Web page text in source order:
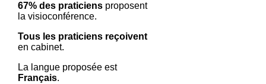
67% des praticiensproposent
la visioconférence.
Tous les praticiens reçoivent
en cabinet.
La langue proposée est
Français.